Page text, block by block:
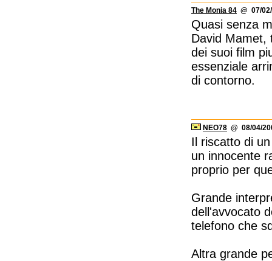
The Monia 84 @ 07/
Quasi senza
David Mamet,
dei suoi film
essenziale
di contorno.
NEO78 @ 08/04/
Il riscatto di
un innocente
proprio per
Grande
dell'avvocato
telefono che
Altra grande